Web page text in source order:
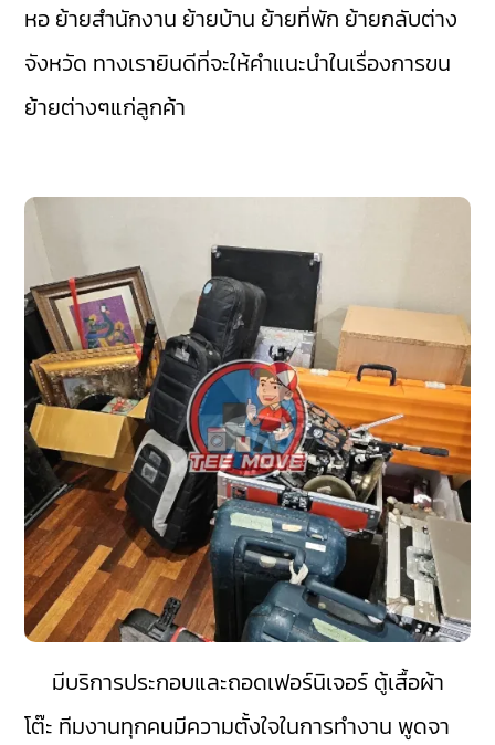
หอ ย้ายสำนักงาน ย้ายบ้าน ย้ายที่พัก ย้ายกลับต่าง
จังหวัด ทางเรายินดีที่จะให้คำแนะนำในเรื่องการขน
ย้ายต่างๆแก่ลูกค้า
มีบริการประกอบและถอดเฟอร์นิเจอร์ ตู้เสื้อผ้า
โต๊ะ ทีมงานทุกคนมีความตั้งใจในการทำงาน พูดจา